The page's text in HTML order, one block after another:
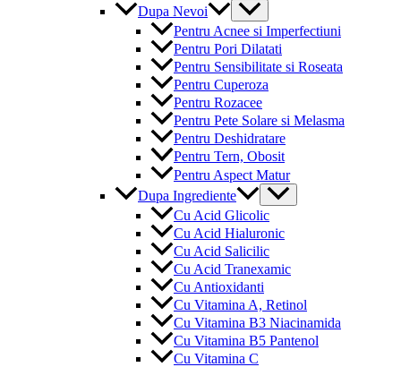
Dupa Nevoi
Menu
Toggle
Pentru Acnee si Imperfectiuni
Pentru Pori Dilatati
Pentru Sensibilitate si Roseata
Pentru Cuperoza
Pentru Rozacee
Pentru Pete Solare si Melasma
Pentru Deshidratare
Pentru Tern, Obosit
Pentru Aspect Matur
Dupa Ingrediente
Menu
Toggle
Cu Acid Glicolic
Cu Acid Hialuronic
Cu Acid Salicilic
Cu Acid Tranexamic
Cu Antioxidanti
Cu Vitamina A, Retinol
Cu Vitamina B3 Niacinamida
Cu Vitamina B5 Pantenol
Cu Vitamina C